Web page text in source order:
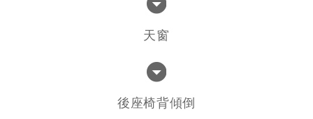
天窗
後座椅背傾倒